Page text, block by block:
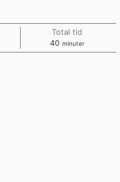
Total tid
40minuter
minuter